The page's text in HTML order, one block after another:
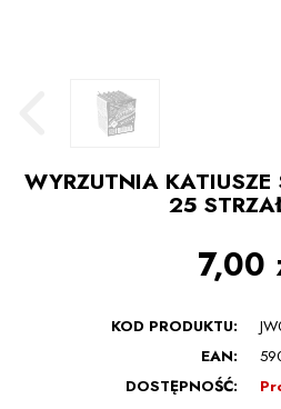
WYRZUTNIA KATIUSZE
25
7,00
KOD PRODUKTU:
EAN:
DOSTĘPNOŚĆ: